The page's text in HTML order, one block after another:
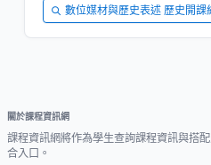
數位媒材與歷史表述 歷史開課
關於課程資訊網
課程資訊網將作為學生查詢課程資訊與搭
合入口。